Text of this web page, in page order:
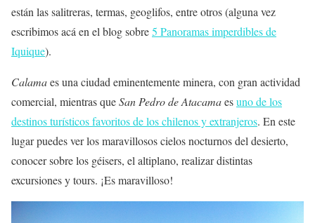
están las salitreras, termas, geoglifos, entre otros (alguna vez
escribimos acá en el blog sobre5 Panoramas imperdibles de
Iquique).
Calamaes una ciudad eminentemente minera, con gran actividad
comercial, mientras queSan Pedro de Atacamaesuno de los
destinos turísticos favoritos de los chilenos y extranjeros. En este
lugar puedes ver los maravillosos cielos nocturnos del desierto,
conocer sobre los géisers, el altiplano, realizar distintas
excursiones y tours. ¡Es maravilloso!